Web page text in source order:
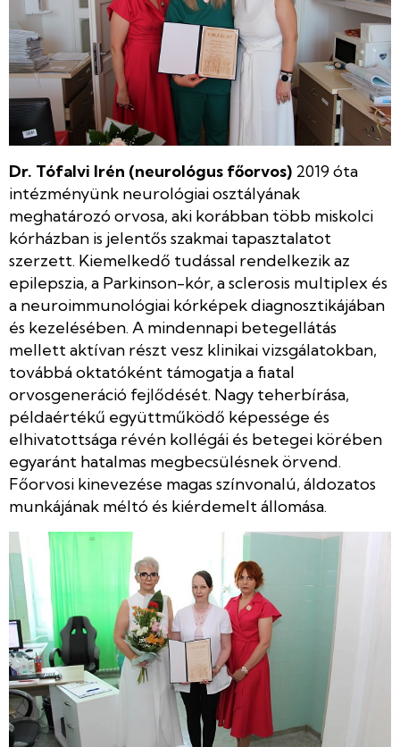
Dr. Tófalvi Irén (neurológus főorvos) 2019 óta
intézményünk neurológiai osztályának
meghatározó orvosa, aki korábban több miskolci
kórházban is jelentős szakmai tapasztalatot
szerzett. Kiemelkedő tudással rendelkezik az
epilepszia, a Parkinson-kór, a sclerosis multiplex és
a neuroimmunológiai kórképek diagnosztikájában
és kezelésében. A mindennapi betegellátás
mellett aktívan részt vesz klinikai vizsgálatokban,
továbbá oktatóként támogatja a fiatal
orvosgeneráció fejlődését. Nagy teherbírása,
példaértékű együttműködő képessége és
elhivatottsága révén kollégái és betegei körében
egyaránt hatalmas megbecsülésnek örvend.
Főorvosi kinevezése magas színvonalú, áldozatos
munkájának méltó és kiérdemelt állomása.